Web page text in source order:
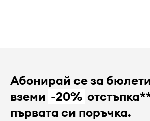
Абонирай се за
вземи -20%
първата си поръчка.